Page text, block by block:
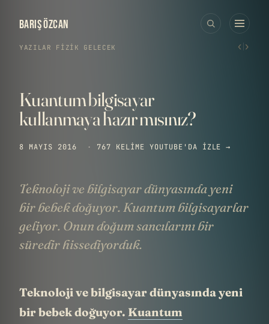
BARIŞ ÖZCAN
YAZILAR FIZIK GELECEK ‹ ›
Kuantum bilgisayar
kullanmaya hazır mısınız?
8 MAYIS 2016 · 767 KELIME YOUTUBE'DA IZLE →
Teknoloji ve bilgisayar dünyasında yeni
bir bebek doğuyor. Kuantum bilgisayarlar
geliyor. Onun doğum sancılarını bir
süredir hissediyorduk.
Teknoloji ve bilgisayar dünyasında yeni
bir bebek doğuyor. Kuantum